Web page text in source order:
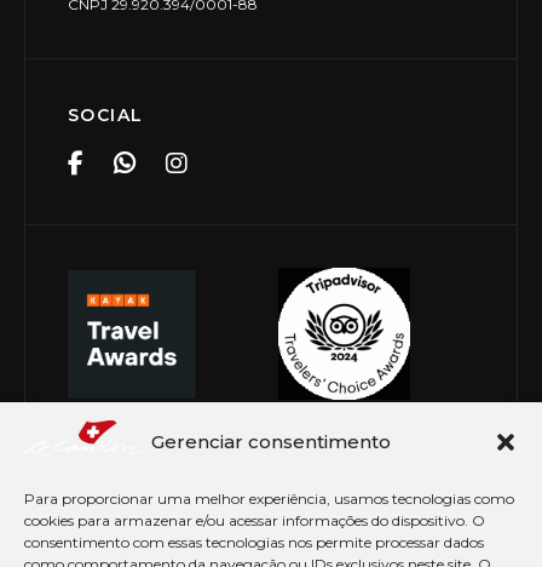
Gerenciar consentimento
Para proporcionar uma melhor experiência, usamos tecnologias como
cookies para armazenar e/ou acessar informações do dispositivo. O
consentimento com essas tecnologias nos permite processar dados
CNPJ 29.920.394/0001-88
SOCIAL